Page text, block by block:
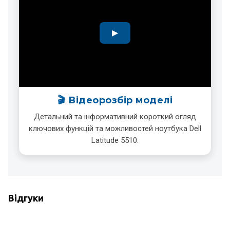
🎬 Відеорозбір моделі
Детальний та інформативний короткий огляд
ключових функцій та можливостей ноутбука Dell
Latitude 5510.
Відгуки